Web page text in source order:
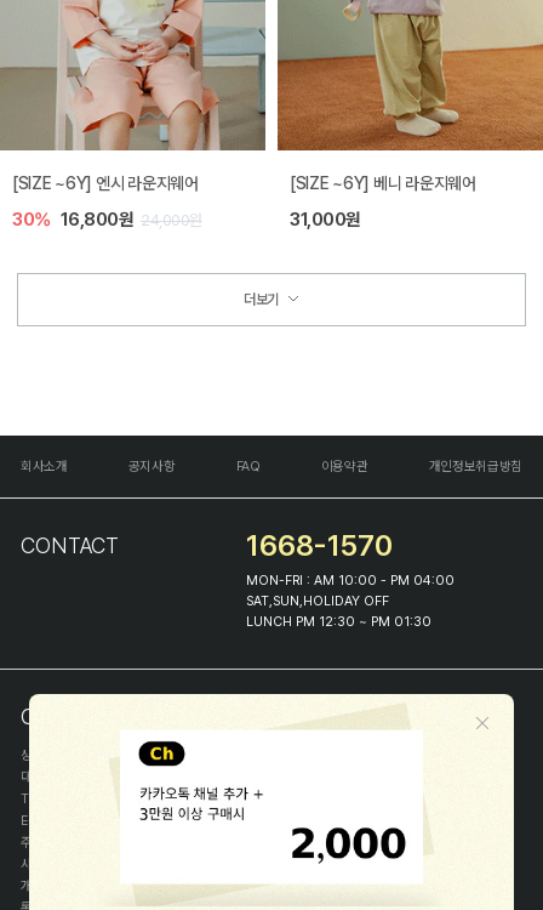
[SIZE ~6Y] 엔시 라운지웨어
30% 16,800원 24,000원
[SIZE ~6Y] 베니 라운지웨어
31,000원
더보기
회사소개 공지사항 FAQ 이용약관 개인정보취급방침
CONTACT 1668-1570
MON-FRI : AM 10:00 - PM 04:00
SAT,SUN,HOLIDAY OFF
LUNCH PM 12:30 ~ PM 01:30
COMPANY INFO
상호
(주)해피프린스
대표
TEL
1668-1570
E-MAIL
help@happyprince.co.kr
주소
사업자등록번호
개인정보관리자
이화진